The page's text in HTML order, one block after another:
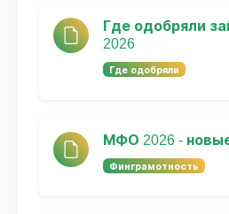
Где одобряли
2026
Где одобряли
МФО 2026 -
Финграмотность